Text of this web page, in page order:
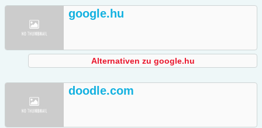
google.hu
Alternativen zu google.hu
doodle.com